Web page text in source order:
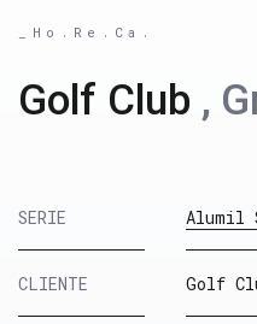
_Ho.Re.Ca.
Golf Club ,
SERIE Alumil
CLIENTE Golf